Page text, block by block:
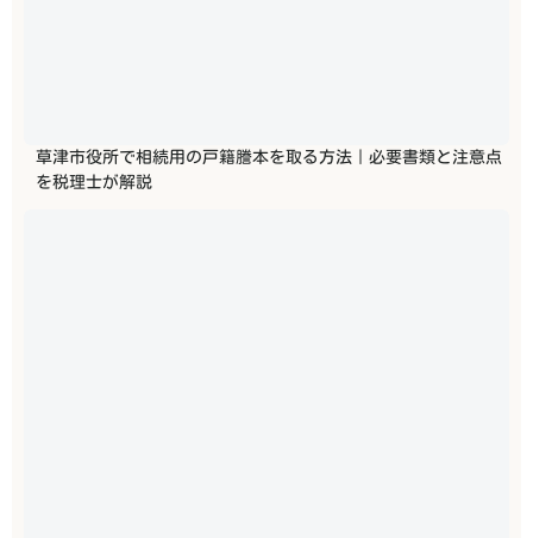
草津市役所で相続用の戸籍謄本を取る方法｜必要書類と注意点
を税理士が解説